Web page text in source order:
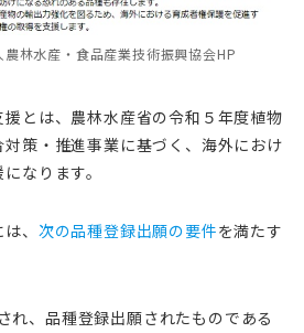
林水産・食品産業技術振興協会HP
とは、農林水産省の令和５年度植物
策・推進事業に基づく、海外におけ
なります。
、 次の品種登録出願の要件を満たす
れ、品種登録出願されたものである